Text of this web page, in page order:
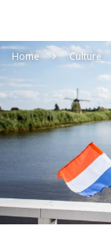
Home Culture